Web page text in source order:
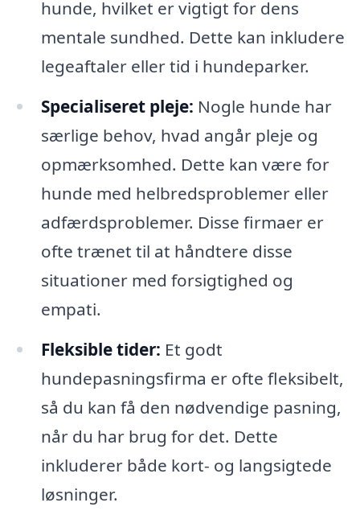
hunde, hvilket er vigtigt for dens
mentale sundhed. Dette kan inkludere
legeaftaler eller tid i hundeparker.
Specialiseret pleje: Nogle hunde har
særlige behov, hvad angår pleje og
opmærksomhed. Dette kan være for
hunde med helbredsproblemer eller
adfærdsproblemer. Disse firmaer er
ofte trænet til at håndtere disse
situationer med forsigtighed og
empati.
Fleksible tider: Et godt
hundepasningsfirma er ofte fleksibelt,
så du kan få den nødvendige pasning,
når du har brug for det. Dette
inkluderer både kort- og langsigtede
løsninger.